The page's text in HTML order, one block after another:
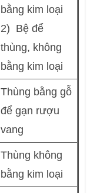
bằng kim loại
2) Bệ để
thùng, không
bằng kim loại
Thùng bằng gỗ
để gạn rượu
vang
Thùng không
bằng kim loại